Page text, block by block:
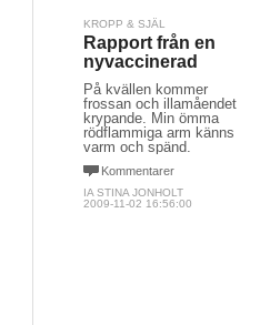
KROPP & SJÄL
Rapport från en
nyvaccinerad
På kvällen kommer
frossan och illamåendet
krypande. Min ömma
rödflammiga arm känns
varm och spänd.
Kommentarer
IA STINA JONHOLT
2009-11-02 16:56:00